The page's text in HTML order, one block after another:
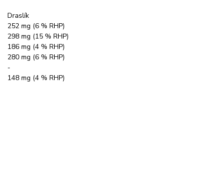
Draslík
252 mg (6 % RHP)
298 mg (15 % RHP)
186 mg (4 % RHP)
280 mg (6 % RHP)
-
148 mg (4 % RHP)